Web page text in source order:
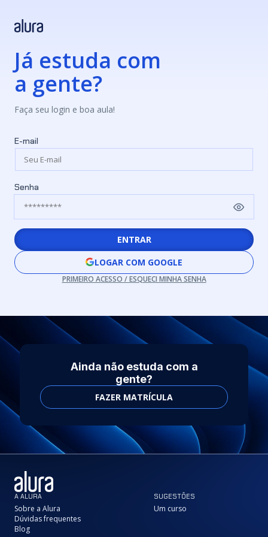
Já estuda com
a gente?
Faça seu login e boa aula!
E-mail
Senha
ENTRAR
LOGAR COM GOOGLE
PRIMEIRO ACESSO / ESQUECI MINHA SENHA
Ainda não estuda com a
gente?
FAZER MATRÍCULA
A ALURA
Sobre a Alura
Dúvidas frequentes
Blog
SUGESTÕES
Um curso